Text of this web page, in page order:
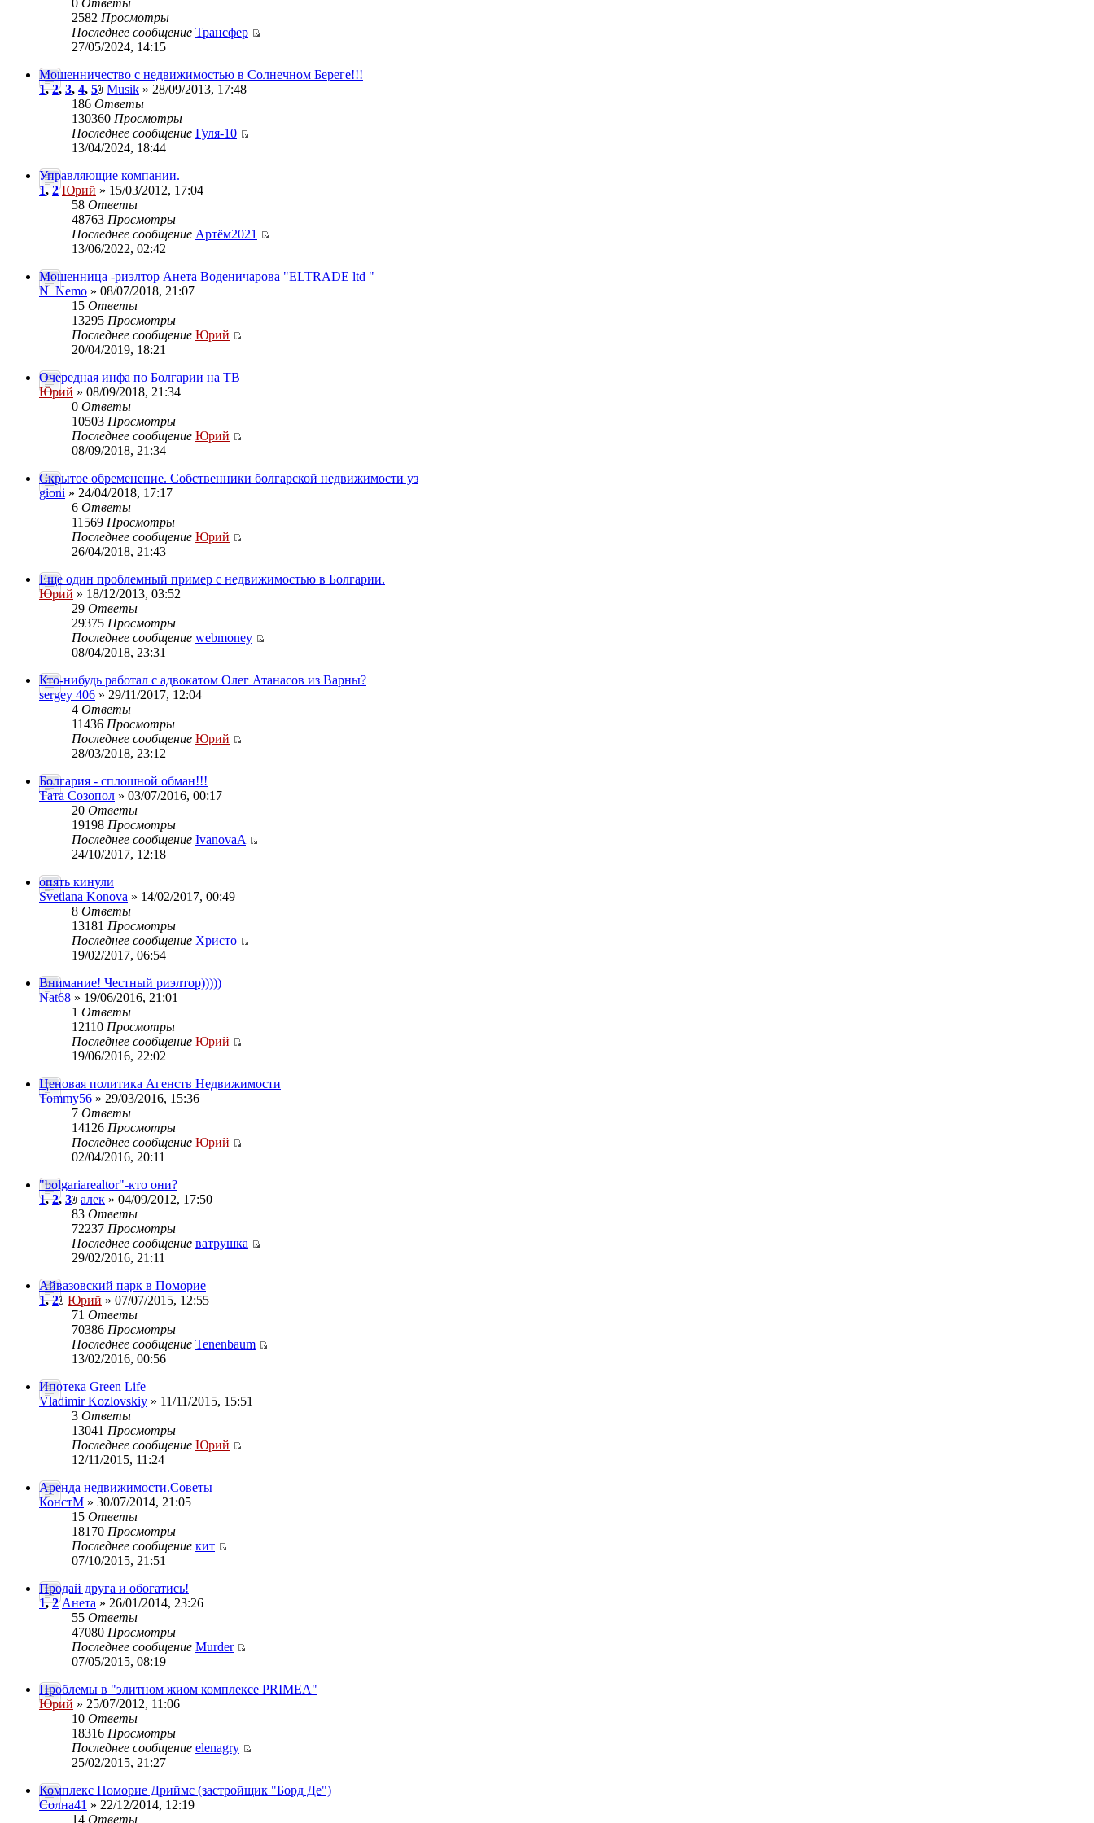
0 Ответы
2582 Просмотры
Последнее сообщение Трансфер
27/05/2024, 14:15
Мошенничество с недвижимостью в Солнечном Береге!!!
1,2, 3, 4, 5 Musik » 28/09/2013, 17:48
186 Ответы
130360 Просмотры
Последнее сообщение Гуля-10
13/04/2024, 18:44
Управляющие компании.
1,2 Юрий » 15/03/2012, 17:04
58 Ответы
48763 Просмотры
Последнее сообщение Артём2021
13/06/2022, 02:42
Мошенница -риэлтор Анета Воденичарова "ELTRADE ltd "
N_Nemo » 08/07/2018, 21:07
15 Ответы
13295 Просмотры
Последнее сообщение Юрий
20/04/2019, 18:21
Очередная инфа по Болгарии на ТВ
Юрий » 08/09/2018, 21:34
0 Ответы
10503 Просмотры
Последнее сообщение Юрий
08/09/2018, 21:34
Скрытое обременение. Собственники болгарской недвижимости уз
gioni » 24/04/2018, 17:17
6 Ответы
11569 Просмотры
Последнее сообщение Юрий
26/04/2018, 21:43
Еще один проблемный пример с недвижимостью в Болгарии.
Юрий » 18/12/2013, 03:52
29 Ответы
29375 Просмотры
Последнее сообщение webmoney
08/04/2018, 23:31
Кто-нибудь работал с адвокатом Олег Атанасов из Варны?
sergey 406 » 29/11/2017, 12:04
4 Ответы
11436 Просмотры
Последнее сообщение Юрий
28/03/2018, 23:12
Болгария - сплошной обман!!!
Тата Созопол » 03/07/2016, 00:17
20 Ответы
19198 Просмотры
Последнее сообщение IvanovaA
24/10/2017, 12:18
опять кинули
Svetlana Konova » 14/02/2017, 00:49
8 Ответы
13181 Просмотры
Последнее сообщение Христо
19/02/2017, 06:54
Внимание! Честный риэлтор)))))
Nat68 » 19/06/2016, 21:01
1 Ответы
12110 Просмотры
Последнее сообщение Юрий
19/06/2016, 22:02
Ценовая политика Агенств Недвижимости
Tommy56 » 29/03/2016, 15:36
7 Ответы
14126 Просмотры
Последнее сообщение Юрий
02/04/2016, 20:11
"bolgariarealtor"-кто они?
1,2, 3 алек » 04/09/2012, 17:50
83 Ответы
72237 Просмотры
Последнее сообщение ватрушка
29/02/2016, 21:11
Айвазовский парк в Поморие
1,2 Юрий » 07/07/2015, 12:55
71 Ответы
70386 Просмотры
Последнее сообщение Tenenbaum
13/02/2016, 00:56
Ипотека Green Life
Vladimir Kozlovskiy » 11/11/2015, 15:51
3 Ответы
13041 Просмотры
Последнее сообщение Юрий
12/11/2015, 11:24
Аренда недвижимости.Советы
КонстМ » 30/07/2014, 21:05
15 Ответы
18170 Просмотры
Последнее сообщение кит
07/10/2015, 21:51
Продай друга и обогатись!
1,2 Анета » 26/01/2014, 23:26
55 Ответы
47080 Просмотры
Последнее сообщение Murder
07/05/2015, 08:19
Проблемы в "элитном жиом комплексе PRIMEA"
Юрий » 25/07/2012, 11:06
10 Ответы
18316 Просмотры
Последнее сообщение elenagry
25/02/2015, 21:27
Комплекс Поморие Дриймс (застройщик "Борд Де")
Солна41 » 22/12/2014, 12:19
14 Ответы